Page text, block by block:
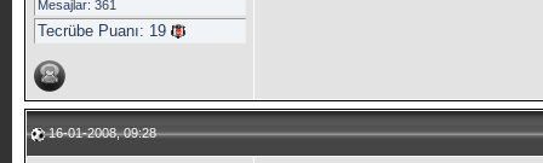
Mesajlar: 361
Tecrübe Puanı: 19
16-01-2008, 09:28